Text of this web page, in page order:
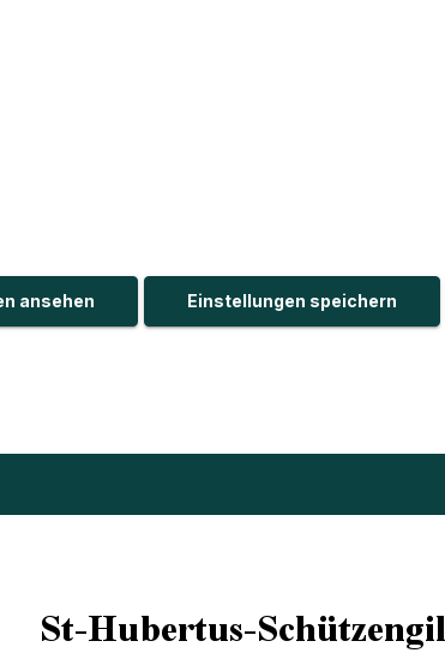
ansehen Einstellungen speichern